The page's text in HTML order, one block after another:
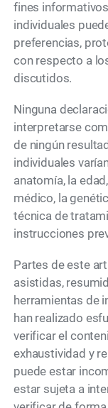
fines
individuales
preferencias,
con respecto a
discutidos.
Ninguna
interpretarse
de ningún
individuales
anatomía, la
médico, la
técnica de
instrucciones
Partes de este
asistidas,
herramientas de
han realizado
verificar el
exhaustividad y
puede estar
estar sujeta a